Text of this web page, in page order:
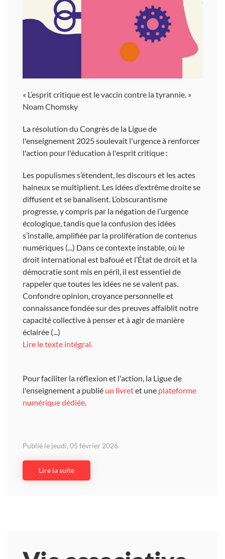
« L’esprit critique est le vaccin contre la tyrannie. »
Noam Chomsky
La résolution du Congrès de la Ligue de
l'enseignement 2025 soulevait l'urgence à renforcer
l'action pour l'éducation à l'esprit critique :
Les populismes s’étendent, les discours et les actes
haineux se multiplient. Les idées d’extrême droite se
diffusent et se banalisent. L’obscurantisme
progresse, y compris par la négation de l’urgence
écologique, tandis que la confusion des idées
s’installe, amplifiée par la prolifération de contenus
numériques (...) Dans ce contexte instable, où le
droit international est bafoué et l’État de droit et la
démocratie sont mis en péril, il est essentiel de
rappeler que toutes les idées ne se valent pas.
Confondre opinion, croyance personnelle et
connaissance fondée sur des preuves affaiblit notre
capacité collective à penser et à agir de manière
éclairée (...)
Lire le texte intégral.
Pour faciliter la réflexion et l'action, la Ligue de
l'enseignement a publié un livretet une plateforme
numérique dédiée.
Publié le jeudi, 05 février 2026.
Lire la suite